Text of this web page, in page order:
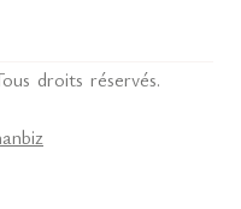
droits réservés.